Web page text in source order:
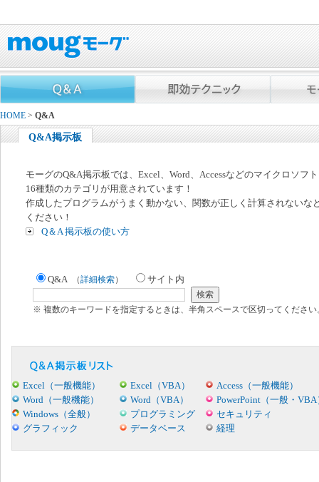
HOME > Q&A
Q&A掲示板
モーグのQ&A掲示板では、Excel、Word、Accessなどのマイクロソフ
16種類のカテゴリが用意されています！
作成したプログラムがうまく動かない、関数が正しく計算されないな
ください！
Q＆A 掲示板の使い方
Q&A （詳細検索） サイト内
※ 複数のキーワードを指定するときは、半角スペースで区切ってください
Excel（一般機能） Excel（VBA）
Access（一般機能）
Word（一般機能）
Word（VBA）
PowerPoint（一般・VBA
Windows（全般）
プログラミング
セキュリティ
グラフィック
データベース 経理